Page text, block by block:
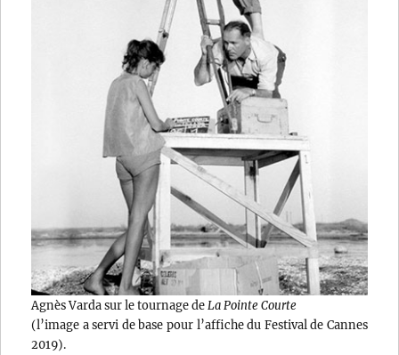
Agnès Varda sur le tournage de La Pointe Courte
(l’image a servi de base pour l’affiche du Festival de Cannes
2019).